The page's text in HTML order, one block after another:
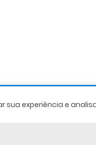
sua experiência e